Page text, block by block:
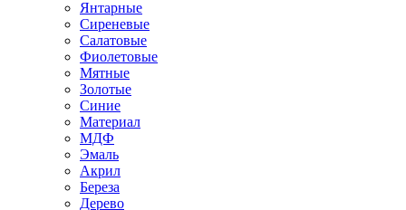
Янтарные
Сиреневые
Салатовые
Фиолетовые
Мятные
Золотые
Синие
Материал
МДФ
Эмаль
Акрил
Береза
Дерево